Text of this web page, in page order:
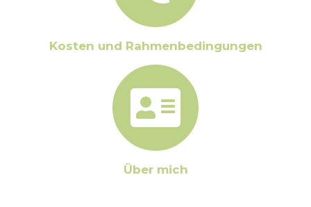
Kosten und Rahmenbedingungen
Über mich